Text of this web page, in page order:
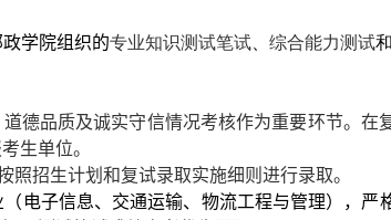
学院组织的专业知识测试笔试、 综合能力测试和
德品质及诚实守信情况考核作为重要环节。
生单位。
照招生计划 和复试录取实施细则进行录取。
电子信息、交通运输、物流工程与管理） ， 严